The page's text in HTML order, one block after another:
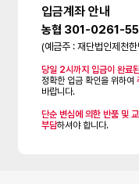
입금계좌 안내
농협 301-0261-
(예금주 : 재단법인제천
당일 2시까지 입금이 완료
정확한 입금 확인을 위하여
바랍니다.
단순 변심에 의한 반품 및
부담하셔야 합니다.